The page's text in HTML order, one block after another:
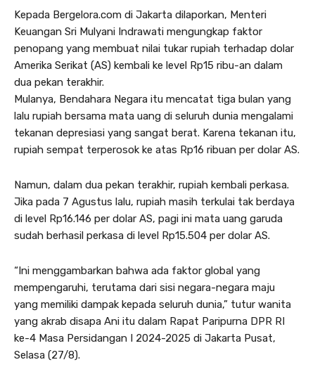
Kepada Bergelora.com di Jakarta dilaporkan, Menteri
Keuangan Sri Mulyani Indrawati mengungkap faktor
penopang yang membuat nilai tukar rupiah terhadap dolar
Amerika Serikat (AS) kembali ke level Rp15 ribu-an dalam
dua pekan terakhir.
Mulanya, Bendahara Negara itu mencatat tiga bulan yang
lalu rupiah bersama mata uang di seluruh dunia mengalami
tekanan depresiasi yang sangat berat. Karena tekanan itu,
rupiah sempat terperosok ke atas Rp16 ribuan per dolar AS.
Namun, dalam dua pekan terakhir, rupiah kembali perkasa.
Jika pada 7 Agustus lalu, rupiah masih terkulai tak berdaya
di level Rp16.146 per dolar AS, pagi ini mata uang garuda
sudah berhasil perkasa di level Rp15.504 per dolar AS.
“Ini menggambarkan bahwa ada faktor global yang
mempengaruhi, terutama dari sisi negara-negara maju
yang memiliki dampak kepada seluruh dunia,” tutur wanita
yang akrab disapa Ani itu dalam Rapat Paripurna DPR RI
ke-4 Masa Persidangan I 2024-2025 di Jakarta Pusat,
Selasa (27/8).